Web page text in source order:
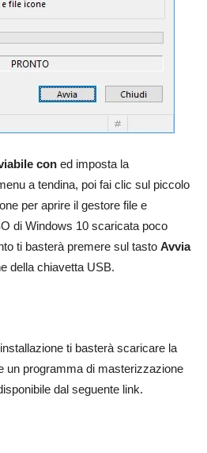
con ed imposta la
a tendina, poi fai clic sul piccolo
per aprire il gestore file e
di Windows 10 scaricata poco
ti basterà premere sul tasto Avvia
della chiavetta USB.
ti basterà scaricare la
un programma di masterizzazione
dal seguente link.